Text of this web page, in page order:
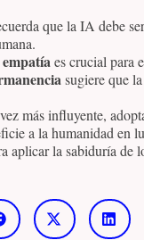
que la IA debe
es crucial para
sugiere que
más influyente,
a la humanidad en
aplicar la sabiduría